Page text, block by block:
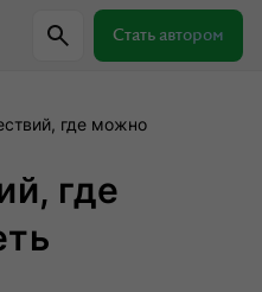
Стать автором
Куда поехать
где можно
где